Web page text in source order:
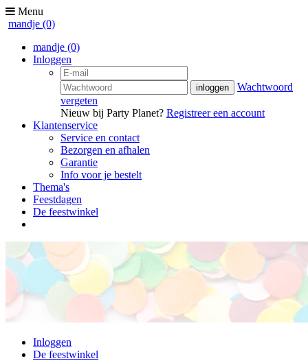
Menu
mandje (0)
mandje (0)
Inloggen
Wachtwoord
vergeten
Nieuw bij Party Planet? Registreer een account
Klantenservice
Service en contact
Bezorgen en afhalen
Garantie
Info voor je bestelt
Thema's
Feestdagen
De feestwinkel
Inloggen
De feestwinkel